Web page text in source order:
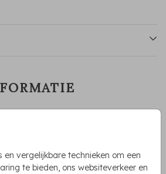
en vergelijkbare technieken om een
te bieden, ons websiteverkeer en
mat kalkpapier. Deze
namen en teksten. Deze kaart
foto en op de achterkant staat de